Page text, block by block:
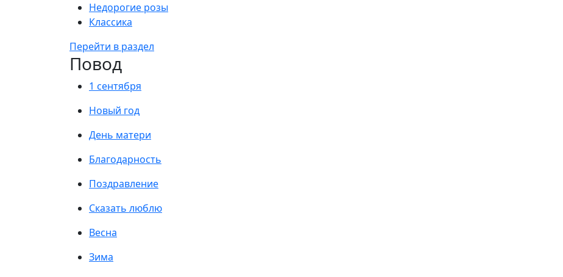
Недорогие розы
Классика
Перейти в раздел
Повод
1 сентября
Новый год
День матери
Благодарность
Поздравление
Сказать люблю
Весна
Зима